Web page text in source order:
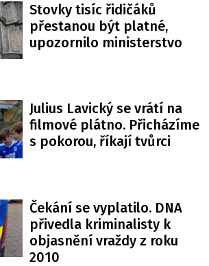
Stovky tisíc řidičáků
přestanou být platné,
upozornilo ministerstvo
Julius Lavický se vrátí na
filmové plátno. Přicházíme
s pokorou, říkají tvůrci
Čekání se vyplatilo. DNA
přivedla kriminalisty k
objasnění vraždy z roku
2010